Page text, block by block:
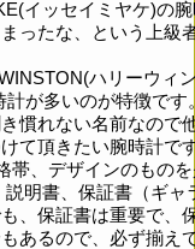
イッセイミヤケ)の
ったな、という上級
ハリーウィ
計が多いのが特徴です
慣れない名前なので
て頂きたい腕時計で
帯、デザインのもの
明書、保証書（ギャ
、保証書は重要で、
あるので、必ず揃え